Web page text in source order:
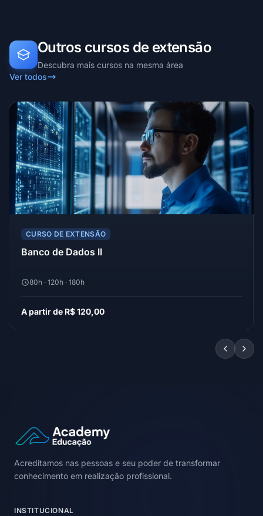
Outros cursos de extensão
Descubra mais cursos na mesma área
Ver todos
CURSO DE EXTENSÃO
Banco de Dados II
80h · 120h · 180h
A partir de R$ 120,00
Acreditamos nas pessoas e seu poder de transformar
conhecimento em realização profissional.
INSTITUCIONAL